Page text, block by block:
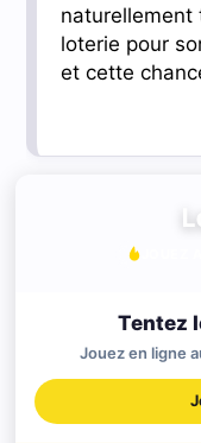
naturellement
loterie pour
et cette
Tentez
Jouez en ligne